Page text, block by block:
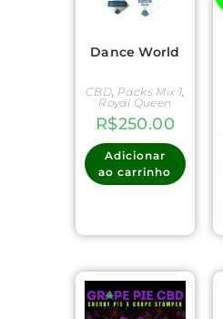
Dance World
CBD Packs Mix 1
Royal Queen
R$250.00
Adicionar
ao carrinho